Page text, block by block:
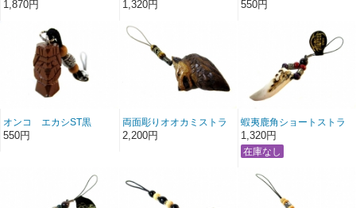
青紐
1,870円
トラップ
1,320円 550円
オンコ エカシST黒
550円
両面彫りオオカミストラ
ップ虎目石
2,200円
蝦夷鹿角ショートストラ
ップリング型 赤紫珠
1,320円